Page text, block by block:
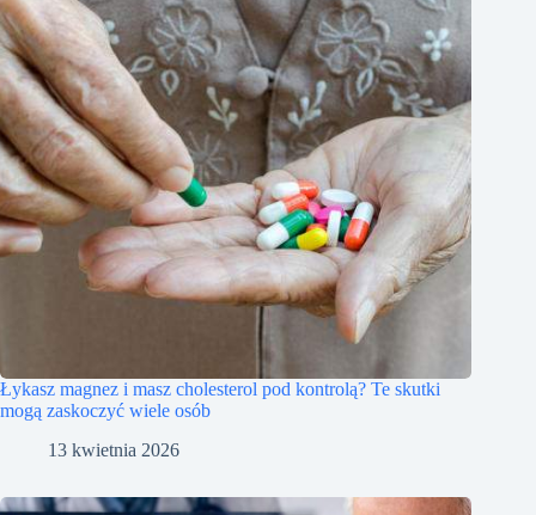
Łykasz magnez i masz cholesterol pod kontrolą? Te skutki
mogą zaskoczyć wiele osób
13 kwietnia 2026